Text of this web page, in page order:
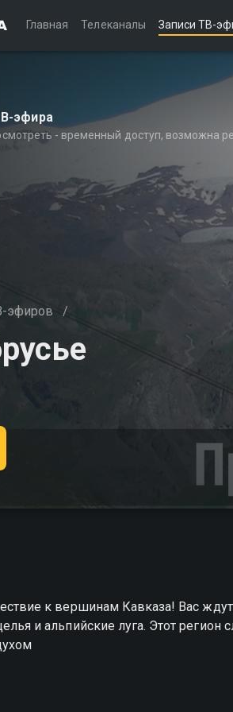
Главная Телеканалы Записи ТВ-
эфира
- временный доступ, возможна
эфиров /
к вершинам Кавказа! Вас
и альпийские луга. Этот регион